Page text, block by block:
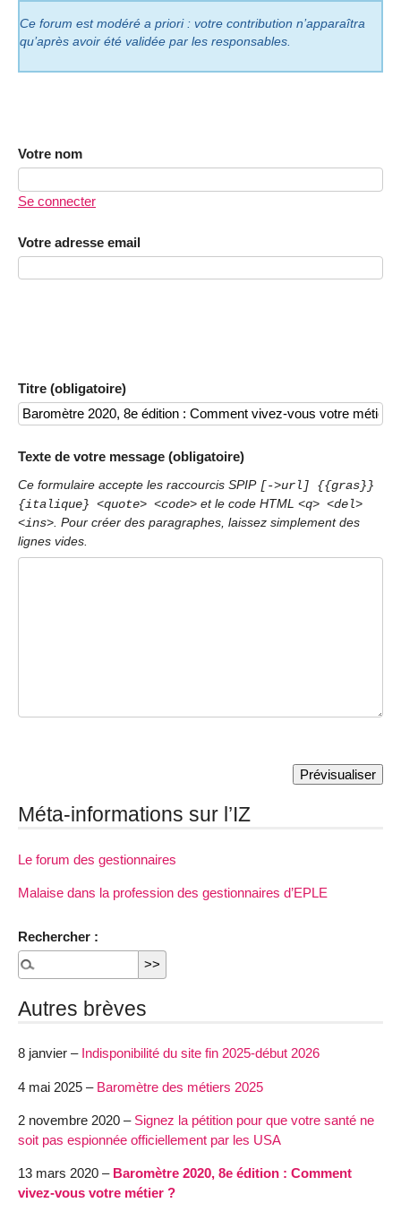
Ce forum est modéré a priori : votre contribution n’apparaîtra
qu’après avoir été validée par les responsables.
Votre nom
Se connecter
Votre adresse email
Titre (obligatoire)
Texte de votre message (obligatoire)
Ce formulaire accepte les raccourcis SPIP [->url] {{gras}}
{italique} <quote> <code> et le code HTML <q> <del>
<ins> . Pour créer des paragraphes, laissez simplement des
lignes vides.
Méta-informations sur l’IZ
Le forum des gestionnaires
Malaise dans la profession des gestionnaires d’EPLE
Rechercher :
Autres brèves
8 janvier – Indisponibilité du site fin 2025-début 2026
4 mai 2025 – Baromètre des métiers 2025
2 novembre 2020 – Signez la pétition pour que votre santé ne
soit pas espionnée officiellement par les USA
13 mars 2020 – Baromètre 2020, 8e édition : Comment
vivez-vous votre métier ?